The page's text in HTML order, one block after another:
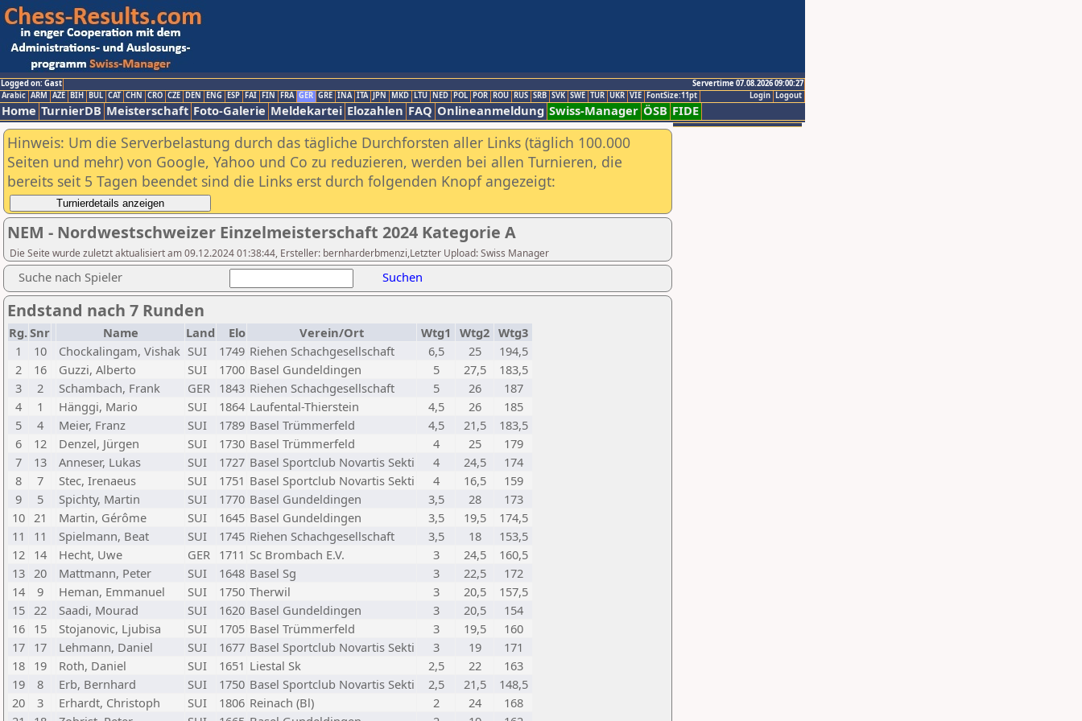
Logged on: Gast
Servertime 07.08.2026 09:00:27
Logout
Login
Arabic ARM AZE BIH BUL CAT CHN CRO CZE DEN ENG ESP FAI FIN FRA GER GRE INA ITA JPN MKD LTU NED POL POR ROU RUS SRB SVK SWE TUR UKR VIE FontSize:11pt
Home TurnierDB Meisterschaft Foto-Galerie Meldekartei Elozahlen FAQ Onlineanmeldung Swiss-Manager ÖSB FIDE
Hinweis: Um die Serverbelastung durch das tägliche Durchforsten aller Links (täglich 100.000
Seiten und mehr) von Google, Yahoo und Co zu reduzieren, werden bei allen Turnieren, die
bereits seit 5 Tagen beendet sind die Links erst durch folgenden Knopf angezeigt:
NEM - Nordwestschweizer Einzelmeisterschaft 2024 Kategorie A
Die Seite wurde zuletzt aktualisiert am 09.12.2024 01:38:44, Ersteller: bernharderbmenzi,Letzter Upload: Swiss Manager
Suche nach Spieler Suchen
Endstand nach 7 Runden
Rg.Snr Name Land Elo Verein/Ort Wtg1 Wtg2 Wtg3
1
10 Chockalingam, Vishak SUI 1749 Riehen Schachgesellschaft 6,5 25
194,5
2
16 Guzzi, Alberto SUI 1700 Basel Gundeldingen 5 27,5
183,5
3
2 Schambach, Frank GER 1843 Riehen Schachgesellschaft 5 26
187
4
1 Hänggi, Mario SUI 1864 Laufental-Thierstein 4,5 26
185
5
4 Meier, Franz SUI 1789 Basel Trümmerfeld 4,5 21,5
183,5
6
12 Denzel, Jürgen SUI 1730 Basel Trümmerfeld 4 25
179
7
13 Anneser, Lukas SUI 1727 Basel Sportclub Novartis Sekti 4 24,5
174
8
7 Stec, Irenaeus SUI 1751 Basel Sportclub Novartis Sekti 4 16,5
159
9
5 Spichty, Martin SUI 1770 Basel Gundeldingen 3,5 28
173
10 21 Martin, Gérôme SUI 1645 Basel Gundeldingen 3,5 19,5
174,5
11
11 Spielmann, Beat SUI 1745 Riehen Schachgesellschaft 3,5 18
153,5
12 14 Hecht, Uwe GER 1711 Sc Brombach E.V. 3 24,5
160,5
13 20 Mattmann, Peter SUI 1648 Basel Sg 3 22,5
172
14
9 Heman, Emmanuel SUI 1750 Therwil 3 20,5
157,5
15 22 Saadi, Mourad SUI 1620 Basel Gundeldingen 3 20,5
154
16 15 Stojanovic, Ljubisa SUI 1705 Basel Trümmerfeld 3 19,5
160
17 17 Lehmann, Daniel SUI 1677 Basel Sportclub Novartis Sekti 3 19
171
18 19 Roth, Daniel SUI 1651 Liestal Sk 2,5 22
163
19
8 Erb, Bernhard SUI 1750 Basel Sportclub Novartis Sekti 2,5 21,5
148,5
20
3 Erhardt, Christoph SUI 1806 Reinach (Bl) 2 24
168